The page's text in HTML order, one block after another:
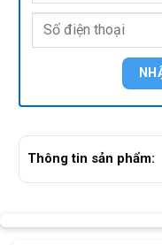
Thông tin sản phẩm: